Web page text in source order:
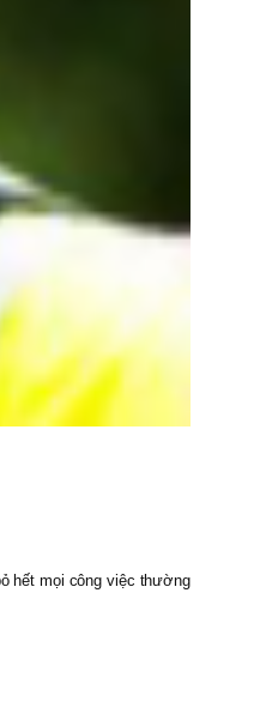
hết mọi công việc thường